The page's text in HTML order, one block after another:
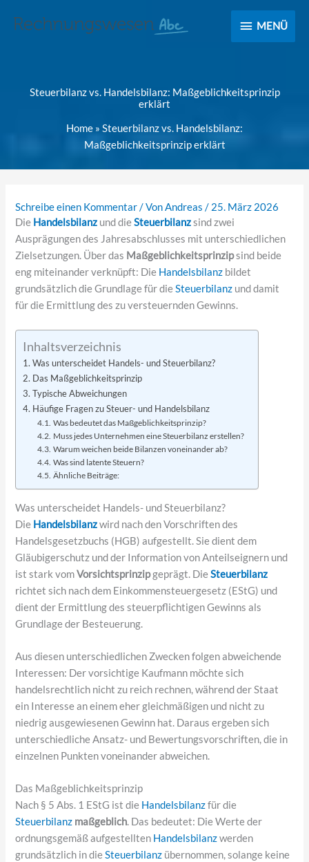
MENÜ
MENÜ
Steuerbilanz vs. Handelsbilanz: Maßgeblichkeitsprinzip
erklärt
Home » Steuerbilanz vs. Handelsbilanz:
Maßgeblichkeitsprinzip erklärt
Schreibe einen Kommentar / VonAndreas/ 25. März 2026
Die Handelsbilanz und dieSteuerbilanzsind zwei
Ausprägungen des Jahresabschlusses mit unterschiedlichen
Zielsetzungen. Über das Maßgeblichkeitsprinzipsind beide
eng miteinander verknüpft: Die Handelsbilanz bildet
grundsätzlich die Grundlage für dieSteuerbilanz und damit
für die Ermittlung des zu versteuernden Gewinns.
Inhaltsverzeichnis
Was unterscheidet Handels- und Steuerbilanz?
Das Maßgeblichkeitsprinzip
Typische Abweichungen
Häufige Fragen zu Steuer- und Handelsbilanz
Was bedeutet das Maßgeblichkeitsprinzip?
Muss jedes Unternehmen eine Steuerbilanz erstellen?
Warum weichen beide Bilanzen voneinander ab?
Was sind latente Steuern?
Ähnliche Beiträge:
Was unterscheidet Handels- und Steuerbilanz?
Die Handelsbilanzwird nach den Vorschriften des
Handelsgesetzbuchs (HGB) aufgestellt. Sie dient dem
Gläubigerschutz und der Information von Anteilseignern und
ist stark vomVorsichtsprinzipgeprägt. DieSteuerbilanz
richtet sich nach dem Einkommensteuergesetz (EStG) und
dient der Ermittlung des steuerpflichtigen Gewinns als
Grundlage der Besteuerung.
Aus diesen unterschiedlichen Zwecken folgen abweichende
Interessen: Der vorsichtige Kaufmann möchte sich
handelsrechtlich nicht zu reich rechnen, während der Staat
ein Interesse an einem eher gleichmäßigen und nicht zu
niedrig ausgewiesenen Gewinn hat. Daraus ergeben sich
unterschiedliche Ansatz- und Bewertungsvorschriften, die in
einzelnen Punkten voneinander abweichen.
Das Maßgeblichkeitsprinzip
Nach § 5 Abs. 1 EStG ist die Handelsbilanzfür die
Steuerbilanz maßgeblich. Das bedeutet: Die Werte der
ordnungsgemäß aufgestellten Handelsbilanzwerden
grundsätzlich in dieSteuerbilanz übernommen, solange keine